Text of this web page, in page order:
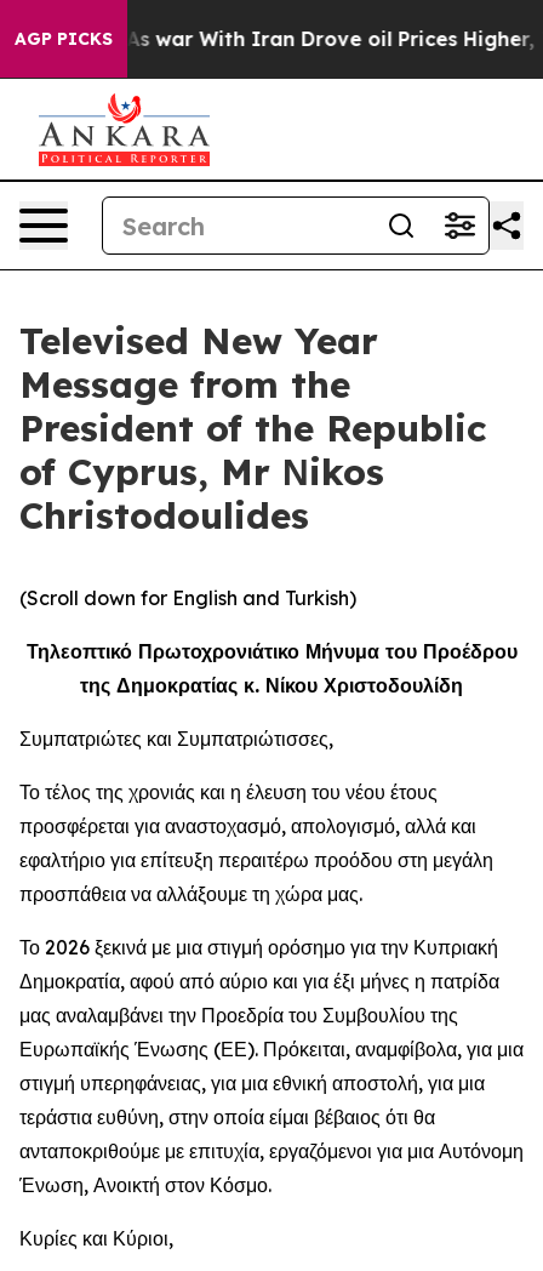
AGP PICKS
war With Iran Drove oil Prices Higher, Trump
Televised New Year
Message from the
President of the Republic
of Cyprus, Mr Νikos
Christodoulides
(Scroll down for English and Turkish)
Τηλεοπτικό Πρωτοχρονιάτικο Μήνυμα του Προέδρου
της Δημοκρατίας κ. Νίκου Χριστοδουλίδη
Συμπατριώτες και Συμπατριώτισσες,
Το τέλος της χρονιάς και η έλευση του νέου έτους
προσφέρεται για αναστοχασμό, απολογισμό, αλλά και
εφαλτήριο για επίτευξη περαιτέρω προόδου στη μεγάλη
προσπάθεια να αλλάξουμε τη χώρα μας.
Το 2026 ξεκινά με μια στιγμή ορόσημο για την Κυπριακή
Δημοκρατία, αφού από αύριο και για έξι μήνες η πατρίδα
μας αναλαμβάνει την Προεδρία του Συμβουλίου της
Ευρωπαϊκής Ένωσης (ΕΕ). Πρόκειται, αναμφίβολα, για μια
στιγμή υπερηφάνειας, για μια εθνική αποστολή, για μια
τεράστια ευθύνη, στην οποία είμαι βέβαιος ότι θα
ανταποκριθούμε με επιτυχία, εργαζόμενοι για μια Αυτόνομη
Ένωση, Ανοικτή στον Κόσμο.
Κυρίες και Κύριοι,